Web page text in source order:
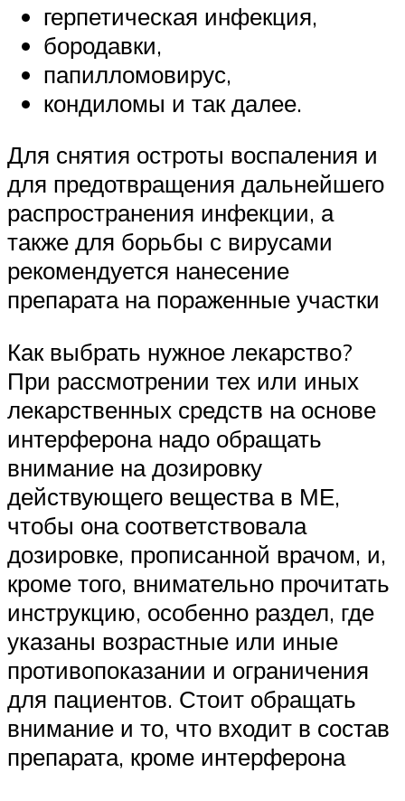
герпетическая инфекция,
бородавки,
папилломовирус,
кондиломы и так далее.
Для снятия остроты воспаления и
для предотвращения дальнейшего
распространения инфекции, а
также для борьбы с вирусами
рекомендуется нанесение
препарата на пораженные участки
Как выбрать нужное лекарство?
При рассмотрении тех или иных
лекарственных средств на основе
интерферона надо обращать
внимание на дозировку
действующего вещества в МЕ,
чтобы она соответствовала
дозировке, прописанной врачом, и,
кроме того, внимательно прочитать
инструкцию, особенно раздел, где
указаны возрастные или иные
противопоказании и ограничения
для пациентов. Стоит обращать
внимание и то, что входит в состав
препарата, кроме интерферона